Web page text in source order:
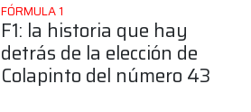
FÓRMULA 1
F1: la historia que hay
detrás de la elección de
Colapinto del número 43